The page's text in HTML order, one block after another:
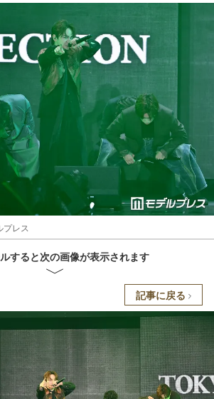
プレス
すると次の画像が表示されます
記事に戻る